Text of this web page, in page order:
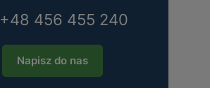
+48 456 455 240
Napisz do nas